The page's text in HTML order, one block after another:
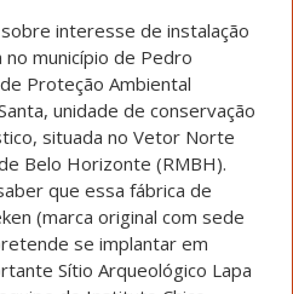
interesse de instalação
município de Pedro
Proteção Ambiental
unidade de conservação
situada no Vetor Norte
Belo Horizonte (RMBH).
que essa fábrica de
(marca original com sede
se implantar em
Sítio Arqueológico Lapa